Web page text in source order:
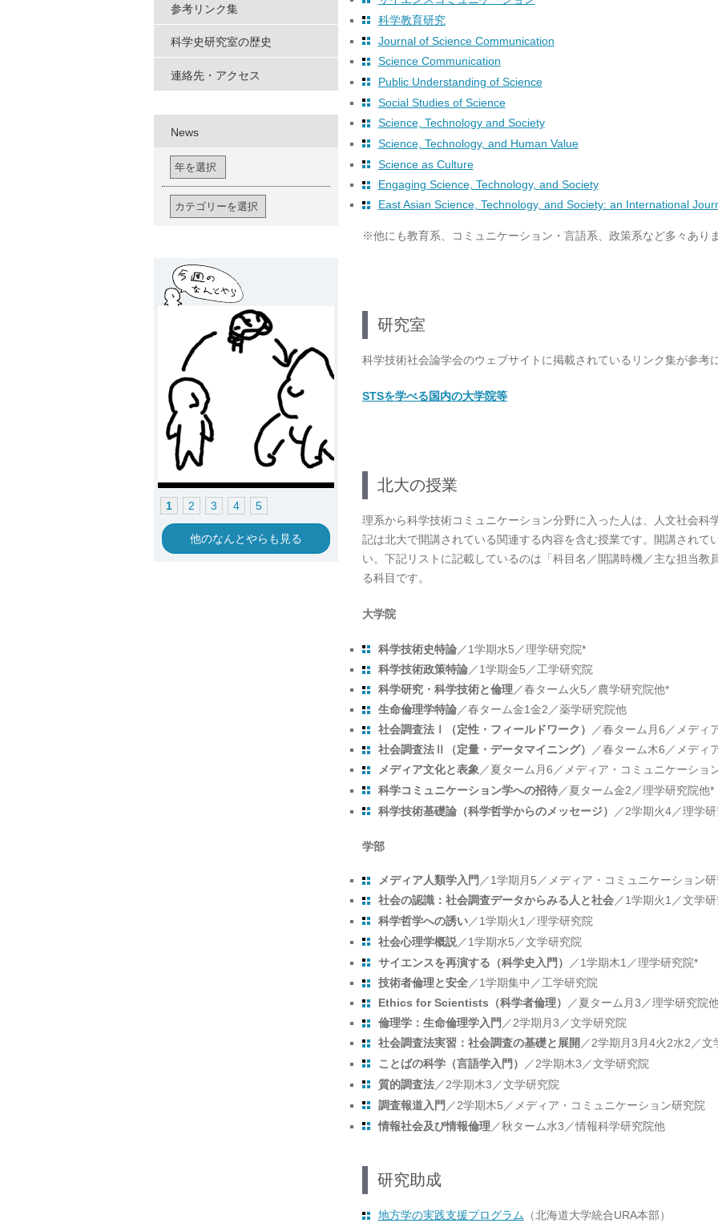
科学教育研究
Journal of Science Communication
Science Communication
Public Understanding of Science
Social Studies of Science
Science, Technology and Society
Science, Technology, and Human Value
Science as Culture
Engaging Science, Technology, and Society
East Asian Science, Technology, and Society: an International
※他にも教育系、コミュニケーション・言語系、政策系など多々あり
研究室
科学技術社会論学会のウェブサイトに掲載されているリンク集が参考
STSを学べる国内の大学院等
北大の授業
理系から科学技術コミュニケーション分野に入った人は、人文社会科
記は北大で開講されている関連する内容を含む授業です。開講されて
い。下記リストに記載しているのは「科目名／開講時機／主な担当教
る科目です。
大学院
科学技術史特論／1学期水5／理学研究院*
科学技術政策特論／1学期金5／工学研究院
科学研究・科学技術と倫理／春ターム火5／農学研究院他*
生命倫理学特論／春ターム金1金2／薬学研究院他
社会調査法Ⅰ（定性・フィールドワーク）
／春ターム月6／メディ
社会調査法Ⅱ（定量・データマイニング）
／春ターム木6／メディ
メディア文化と表象 ／夏ターム月6／メディア・コミュニケーショ
科学コミュニケーション学への招待／夏ターム金2／理学研究院他*
科学技術基礎論（科学哲学からのメッセージ）
／2学期火4／理学
学部
メディア人類学入門 ／1学期月5／メディア・コミュニケーション
社会の認識：社会調査データからみる人と社会／1学期火1／文学研
科学哲学への誘い／1学期火1／理学研究院
社会心理学概説／1学期水5／文学研究院
サイエンスを再演する（科学史入門）
／1学期木1／理学研究院*
技術者倫理と安全／1学期集中／工学研究院
Ethics for Scientists（科学者倫理）
／夏ターム月3／理学研究
倫理学：生命倫理学入門 ／2学期月3／文学研究院
社会調査法実習：社会調査の基礎と展開 ／2学期月3月4火2水2／文
ことばの科学（言語学入門）
／2学期木3／文学研究院
質的調査法／2学期木3／文学研究院
調査報道入門 ／2学期木5／メディア・コミュニケーション研究院
情報社会及び情報倫理／秋ターム水3／情報科学研究院他
研究助成
地方学の実践支援プログラム （北海道大学統合URA本部）
参考リンク集
科学史研究室の歴史
連絡先・アクセス
News
1 2 3 4 5
他のなんとやらも見る